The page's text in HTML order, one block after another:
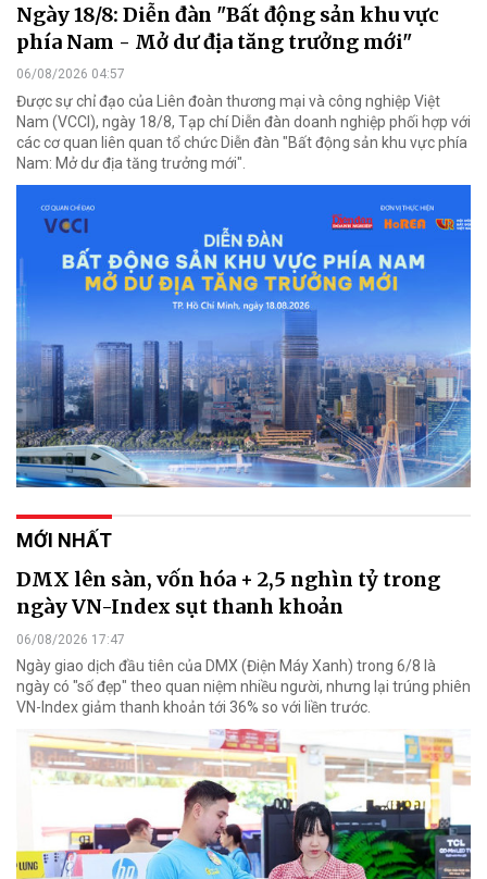
Ngày 18/8: Diễn đàn "Bất động sản khu vực
phía Nam - Mở dư địa tăng trưởng mới"
06/08/2026 04:57
Được sự chỉ đạo của Liên đoàn thương mại và công nghiệp Việt
Nam (VCCI), ngày 18/8, Tạp chí Diễn đàn doanh nghiệp phối hợp với
các cơ quan liên quan tổ chức Diễn đàn "Bất động sản khu vực phía
Nam: Mở dư địa tăng trưởng mới".
MỚI NHẤT
DMX lên sàn, vốn hóa + 2,5 nghìn tỷ trong
ngày VN-Index sụt thanh khoản
06/08/2026 17:47
Ngày giao dịch đầu tiên của DMX (Điện Máy Xanh) trong 6/8 là
ngày có "số đẹp" theo quan niệm nhiều người, nhưng lại trúng phiên
VN-Index giảm thanh khoản tới 36% so với liền trước.